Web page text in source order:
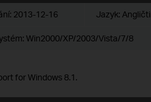
2013-12-16 Jazyk:
Win2000/XP/2003/Vista/7/8
for Windows 8.1.